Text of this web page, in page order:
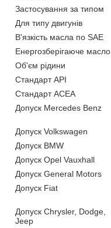
Застосування за типом
Для типу двигунів
В'язкість масла по SAE
Енергозберігаюче масло
Об'єм рідини
Стандарт API
Стандарт ACEA
Допуск Mercedes Benz
Допуск Volkswagen
Допуск BMW
Допуск Opel Vauxhall
Допуск General Motors
Допуск Fiat
Допуск Chrysler, Dodge,
Jeep